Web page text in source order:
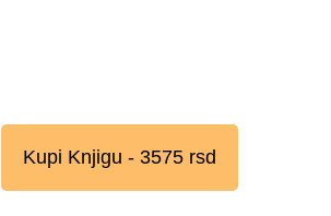
Kupi Knjigu - 3575 rsd